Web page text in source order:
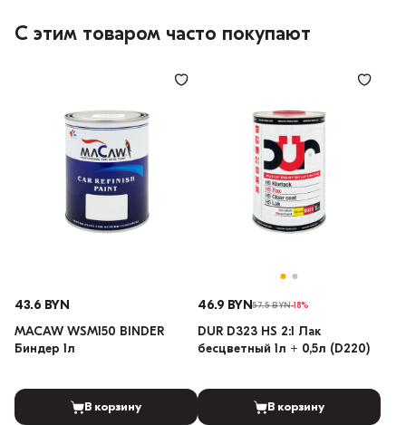
С этим товаром часто покупают
43.6 BYN
MACAW WSM150 BINDER
Биндер 1л
В корзину
46.9 BYN57.5 BYN-18%
DUR D323 HS 2:1 Лак
бесцветный 1л + 0,5л (D220)
В корзину